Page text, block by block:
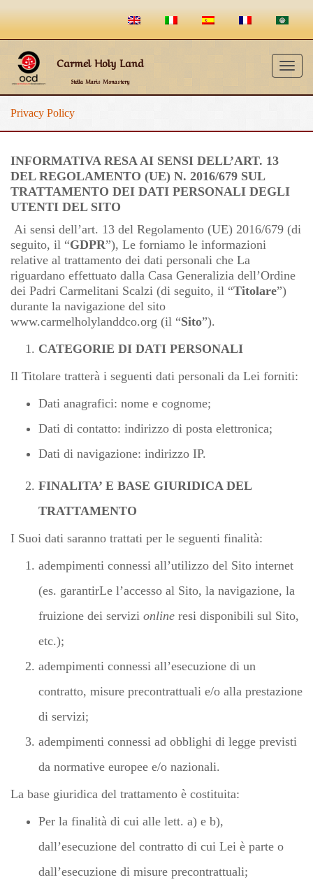
Carmel Holy Land
Stella Maris Monastery
Privacy Policy
INFORMATIVA RESA AI SENSI DELL’ART. 13
DEL REGOLAMENTO (UE) N. 2016/679 SUL
TRATTAMENTO DEI DATI PERSONALI DEGLI
UTENTI DEL SITO
Ai sensi dell’art. 13 del Regolamento (UE) 2016/679 (di
seguito, il “GDPR”), Le forniamo le informazioni
relative al trattamento dei dati personali che La
riguardano effettuato dalla Casa Generalizia dell’Ordine
dei Padri Carmelitani Scalzi (di seguito, il “Titolare”)
durante la navigazione del sito
www.carmelholylanddco.org (il “Sito”).
CATEGORIE DI DATI PERSONALI
Il Titolare tratterà i seguenti dati personali da Lei forniti:
Dati anagrafici: nome e cognome;
Dati di contatto: indirizzo di posta elettronica;
Dati di navigazione: indirizzo IP.
FINALITA’ E BASE GIURIDICA DEL
TRATTAMENTO
I Suoi dati saranno trattati per le seguenti finalità:
adempimenti connessi all’utilizzo del Sito internet
(es. garantirLe l’accesso al Sito, la navigazione, la
fruizione dei servizi online resi disponibili sul Sito,
etc.);
adempimenti connessi all’esecuzione di un
contratto, misure precontrattuali e/o alla prestazione
di servizi;
adempimenti connessi ad obblighi di legge previsti
da normative europee e/o nazionali.
La base giuridica del trattamento è costituita:
Per la finalità di cui alle lett. a) e b),
dall’esecuzione del contratto di cui Lei è parte o
dall’esecuzione di misure precontrattuali;